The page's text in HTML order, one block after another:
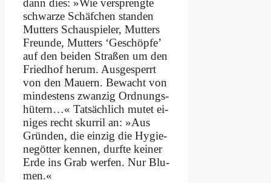
dann dies: »Wie ver­spreng­te
schwar­ze Schäf­chen stan­den
Mut­ters Schau­spie­ler, Mut­ters
Freun­de, Mut­ters ‘Ge­schöp­fe’
auf den bei­den Stra­ßen um den
Fried­hof her­um. Aus­ge­sperrt
von den Mau­ern. Be­wacht von
min­de­stens zwan­zig Ord­nungs­
hü­tern…« Tat­säch­lich mu­tet ei­
ni­ges recht skur­ril an: »Aus
Grün­den, die ein­zig die Hy­gie­
ne­göt­ter ken­nen, durf­te kei­ner
Er­de ins Grab wer­fen. Nur Blu­
men.«